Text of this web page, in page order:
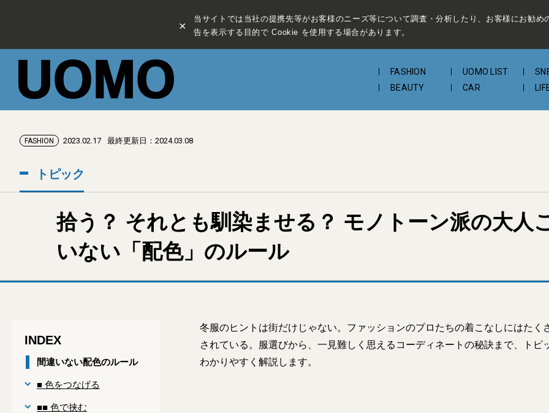
×
当サイトでは当社の提携先等がお客様のニーズ等について調査・分析したり、お客様にお勧め
告を表示する目的で Cookie を使用する場合があります。
FASHION UOMO LIST
BEAUTY
CAR
FASHION 2023.02.17 最終更新日：2024.03.08
トピック
拾う？ それとも馴染ませる？ モノトーン派の大人
いない「配色」のルール
INDEX
間違いない配色のルール
■ 色をつなげる
■■ 色で挟む
冬服のヒントは街だけじゃない。ファッションのプロたちの着こなしにはたく
されている。服選びから、一見難しく思えるコーディネートの秘訣まで、トピ
わかりやすく解説します。